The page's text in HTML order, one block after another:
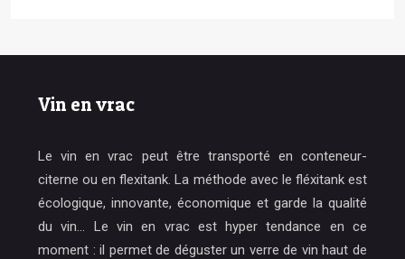
Vin en vrac
Le vin en vrac peut être transporté en conteneur-
citerne ou en flexitank. La méthode avec le fléxitank est
écologique, innovante, économique et garde la qualité
du vin… Le vin en vrac est hyper tendance en ce
moment : il permet de déguster un verre de vin haut de